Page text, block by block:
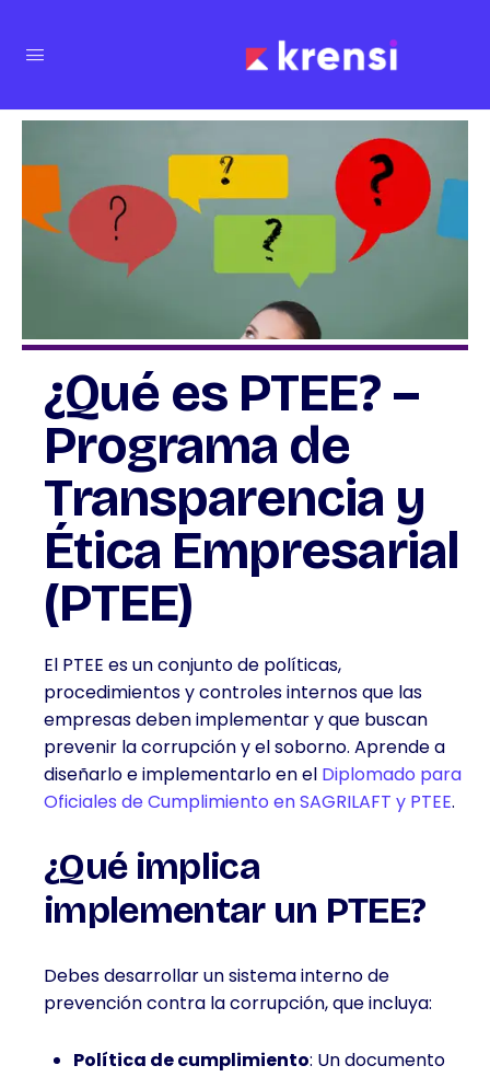
¿Qué es PTEE? –
Programa de
Transparencia y
Ética Empresarial
(PTEE)
El PTEE es un conjunto de políticas,
procedimientos y controles internos que las
empresas deben implementar y que buscan
prevenir la corrupción y el soborno. Aprende a
diseñarlo e implementarlo en el Diplomado para
Oficiales de Cumplimiento en SAGRILAFT y PTEE.
¿Qué implica
implementar un PTEE?
Debes desarrollar un sistema interno de
prevención contra la corrupción, que incluya:
Política de cumplimiento: Un documento
FINANZAS
E
INVERSIÓN